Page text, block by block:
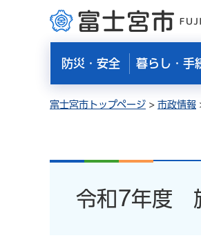
富士宮市
防災・安全 暮らし・手
富士宮市トップページ > 市政情報
令和7年度